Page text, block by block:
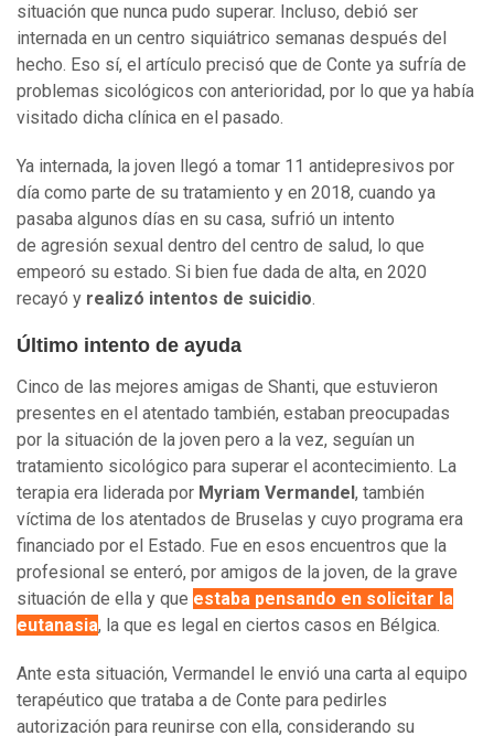
situación que nunca pudo superar. Incluso, debió ser
internada en un centro siquiátrico semanas después del
hecho. Eso sí, el artículo precisó que de Conte ya sufría de
problemas sicológicos con anterioridad, por lo que ya había
visitado dicha clínica en el pasado.
Ya internada, la joven llegó a tomar 11 antidepresivos por
día como parte de su tratamiento y en 2018, cuando ya
pasaba algunos días en su casa, sufrió un intento
de agresión sexual dentro del centro de salud, lo que
empeoró su estado. Si bien fue dada de alta, en 2020
recayó y realizó intentos de suicidio.
Último intento de ayuda
Cinco de las mejores amigas de Shanti, que estuvieron
presentes en el atentado también, estaban preocupadas
por la situación de la joven pero a la vez, seguían un
tratamiento sicológico para superar el acontecimiento. La
terapia era liderada por Myriam Vermandel , también
víctima de los atentados de Bruselas y cuyo programa era
financiado por el Estado. Fue en esos encuentros que la
profesional se enteró, por amigos de la joven, de la grave
situación de ella y que estaba pensando en solicitar la
eutanasia, la que es legal en ciertos casos en Bélgica.
Ante esta situación, Vermandel le envió una carta al equipo
terapéutico que trataba a de Conte para pedirles
autorización para reunirse con ella, considerando su